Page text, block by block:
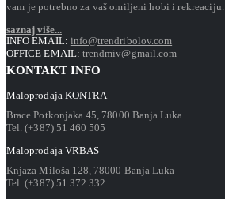
vam je potrebno za vaš omiljeni hobi i rekreaciju.
saznaj više...
INFO EMAIL: info@trendribolov.com
OFFICE EMAIL: trendmiv@gmail.com
KONTAKT INFO
Maloprodaja KONTRA
Brace Potkonjaka 45, 78000 Banja Luka
Tel. (+387) 51 460 505
Maloprodaja VRBAS
Knjaza Miloša 128, 78000 Banja Luka
Tel. (+387) 51 372 332